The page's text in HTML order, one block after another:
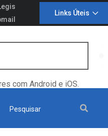
crítico. Todavia sempre
com Android e iOS.
crítico. Todavia sempre
Links Úteis